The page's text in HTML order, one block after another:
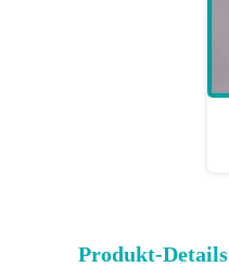
Produkt-Details